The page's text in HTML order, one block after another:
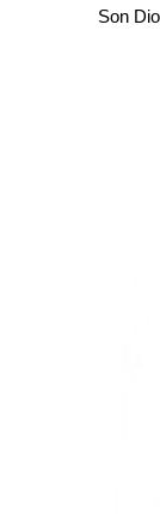
Son